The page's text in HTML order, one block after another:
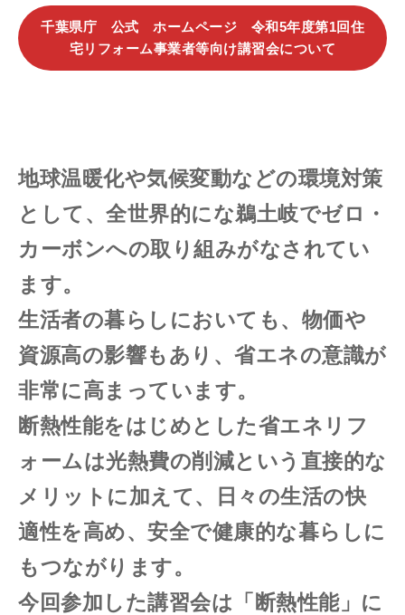
千葉県庁 公式 ホームページ 令和5年度第1回住
宅リフォーム事業者等向け講習会について
地球温暖化や気候変動などの環境対策
として、全世界的にな鵜土岐でゼロ・
カーボンへの取り組みがなされてい
ます。
生活者の暮らしにおいても、物価や
資源高の影響もあり、省エネの意識が
非常に高まっています。
断熱性能をはじめとした省エネリフ
ォームは光熱費の削減という直接的な
メリットに加えて、日々の生活の快
適性を高め、安全で健康的な暮らしに
もつながります。
今回参加した講習会は「断熱性能」に